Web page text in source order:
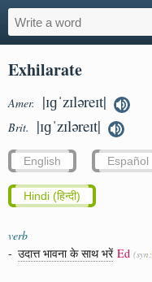
Exhilarate
Amer. |ɪɡˈzɪləreɪt|
Brit. |ɪɡˈzɪləreɪt|
English Español
Hindi (हिन्दी)
verb
- उदात्त भावना के साथ भरें Ed (syn: